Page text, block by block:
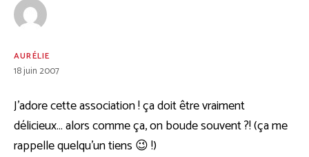
AURÉLIE
18 juin 2007
J’adore cette association ! ça doit être vraiment
délicieux… alors comme ça, on boude souvent ?! (ça me
rappelle quelqu’un tiens 😉 !)